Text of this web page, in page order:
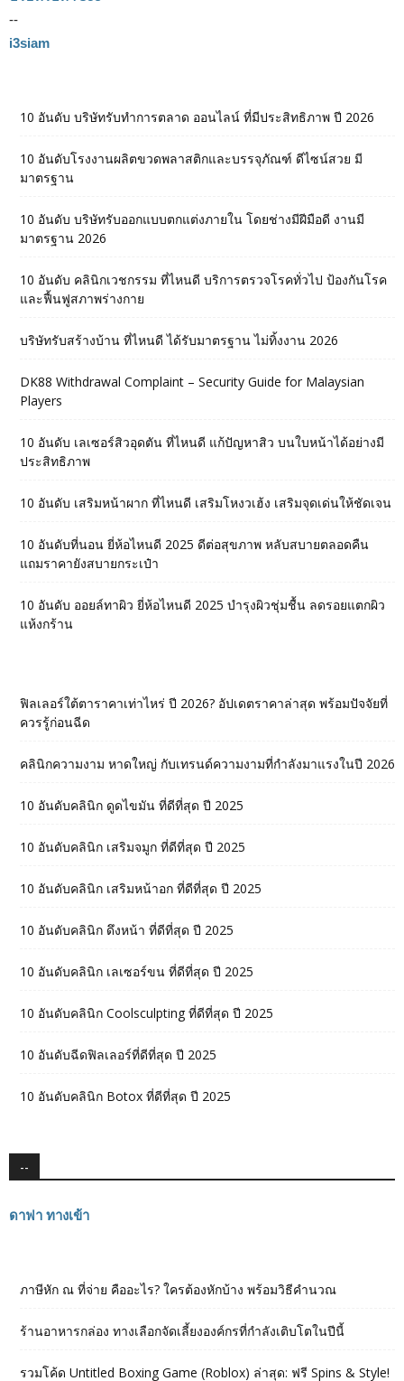
--
i3siam
10 อันดับ บริษัทรับทำการตลาด ออนไลน์ ที่มีประสิทธิภาพ ปี 2026
10 อันดับโรงงานผลิตขวดพลาสติกและบรรจุภัณฑ์ ดีไซน์สวย มี
มาตรฐาน
10 อันดับ บริษัทรับออกแบบตกแต่งภายใน โดยช่างมีฝีมือดี งานมี
มาตรฐาน 2026
10 อันดับ คลินิกเวชกรรม ที่ไหนดี บริการตรวจโรคทั่วไป ป้องกันโรค
และฟื้นฟูสภาพร่างกาย
บริษัทรับสร้างบ้าน ที่ไหนดี ได้รับมาตรฐาน ไม่ทิ้งงาน 2026
DK88 Withdrawal Complaint – Security Guide for Malaysian
Players
10 อันดับ เลเซอร์สิวอุดตัน ที่ไหนดี แก้ปัญหาสิว บนใบหน้าได้อย่างมี
ประสิทธิภาพ
10 อันดับ เสริมหน้าผาก ที่ไหนดี เสริมโหงวเฮ้ง เสริมจุดเด่นให้ชัดเจน
10 อันดับที่นอน ยี่ห้อไหนดี 2025 ดีต่อสุขภาพ หลับสบายตลอดคืน
แถมราคายังสบายกระเป๋า
10 อันดับ ออยล์ทาผิว ยี่ห้อไหนดี 2025 บำรุงผิวชุ่มชื้น ลดรอยแตกผิว
แห้งกร้าน
ฟิลเลอร์ใต้ตาราคาเท่าไหร่ ปี 2026? อัปเดตราคาล่าสุด พร้อมปัจจัยที่
ควรรู้ก่อนฉีด
คลินิกความงาม หาดใหญ่ กับเทรนด์ความงามที่กำลังมาแรงในปี 2026
10 อันดับคลินิก ดูดไขมัน ที่ดีที่สุด ปี 2025
10 อันดับคลินิก เสริมจมูก ที่ดีที่สุด ปี 2025
10 อันดับคลินิก เสริมหน้าอก ที่ดีที่สุด ปี 2025
10 อันดับคลินิก ดึงหน้า ที่ดีที่สุด ปี 2025
10 อันดับคลินิก เลเซอร์ขน ที่ดีที่สุด ปี 2025
10 อันดับคลินิก Coolsculpting ที่ดีที่สุด ปี 2025
10 อันดับฉีดฟิลเลอร์ที่ดีที่สุด ปี 2025
10 อันดับคลินิก Botox ที่ดีที่สุด ปี 2025
--
ดาฟา ทางเข้า
ภาษีหัก ณ ที่จ่าย คืออะไร? ใครต้องหักบ้าง พร้อมวิธีคำนวณ
ร้านอาหารกล่อง ทางเลือกจัดเลี้ยงองค์กรที่กำลังเติบโตในปีนี้
รวมโค้ด Untitled Boxing Game (Roblox) ล่าสุด: ฟรี Spins & Style!